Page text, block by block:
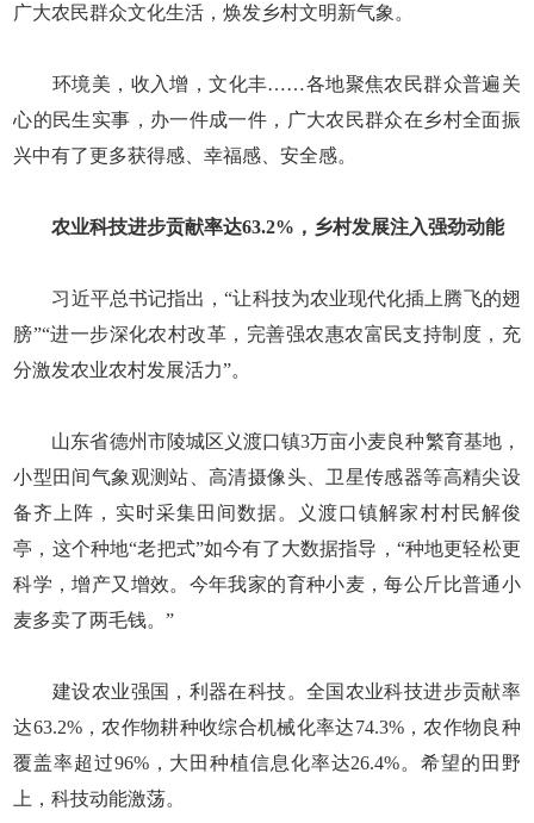
广大农民群众文化生活，焕发乡村文明新气象。
环境美，收入增，文化丰……各地聚焦农民群众普遍关
心的民生实事，办一件成一件，广大农民群众在乡村全面振
兴中有了更多获得感、幸福感、安全感。
农业科技进步贡献率达63.2%，乡村发展注入强劲动能
习近平总书记指出，“让科技为农业现代化插上腾飞的翅
膀”“进一步深化农村改革，完善强农惠农富民支持制度，充
分激发农业农村发展活力”。
山东省德州市陵城区义渡口镇3万亩小麦良种繁育基地，
小型田间气象观测站、高清摄像头、卫星传感器等高精尖设
备齐上阵，实时采集田间数据。义渡口镇解家村村民解俊
亭，这个种地“老把式”如今有了大数据指导，“种地更轻松更
科学，增产又增效。今年我家的育种小麦，每公斤比普通小
麦多卖了两毛钱。”
建设农业强国，利器在科技。全国农业科技进步贡献率
达63.2%，农作物耕种收综合机械化率达74.3%，农作物良种
覆盖率超过96%，大田种植信息化率达26.4%。希望的田野
上，科技动能激荡。